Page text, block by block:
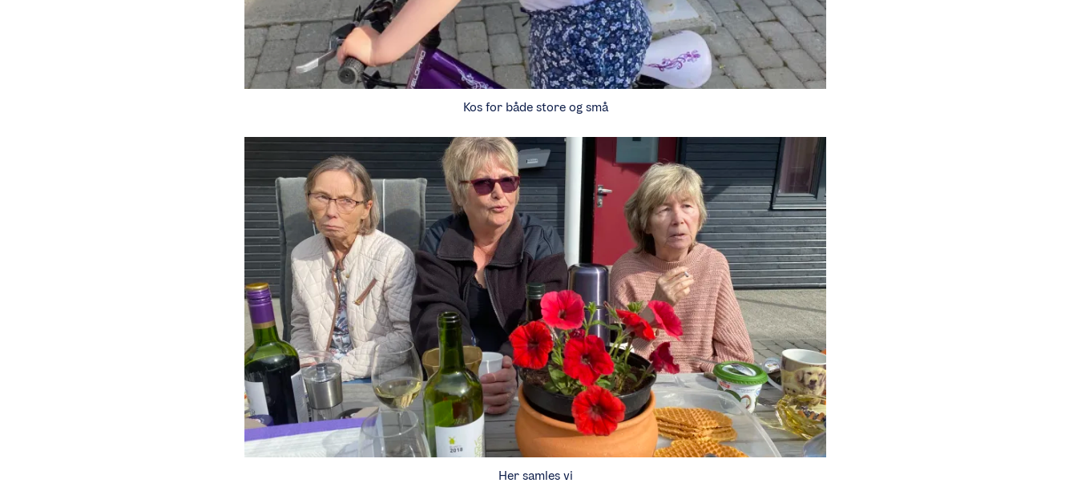
Kos for både store og små
Her samles vi